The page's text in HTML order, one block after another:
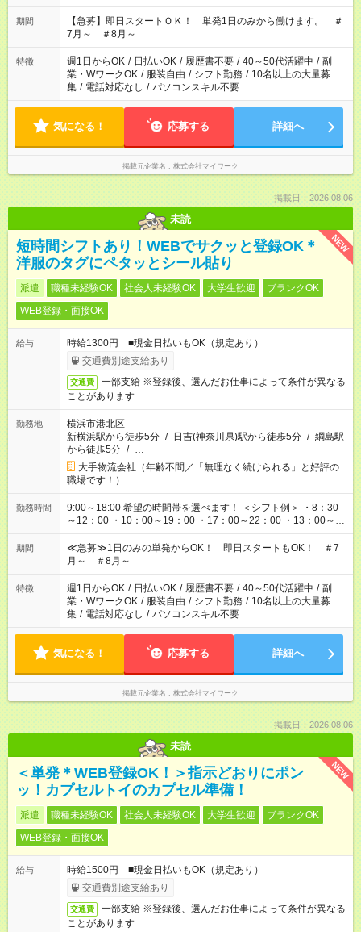
22：00 ・22：00～翌6：00 など
期間
【急募】即日スタートＯＫ！ 単発1日のみから働けます。 ＃
7月～ ＃8月～
特徴 週1日からOK / 日払いOK / 履歴書不要 / 40～50代活躍中 / 副
業・WワークOK / 服装自由 / シフト勤務 / 10名以上の大量募
集 / 電話対応なし / パソコンスキル不要
気になる！ 応募する 詳細へ
掲載元企業名 株式会社マイワーク
掲載日：2026.08.06
未読
NEW
短時間シフトあり！WEBでサクッと登録OK＊
洋服のタグにペタッとシール貼り
派遣 職種未経験OK 社会人未経験OK 大学生歓迎
ブランクOK
WEB登録・面接OK
給与
時給1300円 ■現金日払いもOK（規定あり）
交通費別途支給あり
交通費
一部支給 ※登録後、選んだお仕事によって条件が異なる
ことがあります
勤務地
横浜市港北区
新横浜駅から徒歩5分 / 日吉(神奈川県)駅から徒歩5分 / 綱島駅
から徒歩5分 / …
大手物流会社（年齢不問／「無理なく続けられる」と好評の
職場です！）
勤務時間
9:00～18:00 希望の時間帯を選べます！ ＜シフト例＞ ・8：30
～12：00 ・10：00～19：00 ・17：00～22：00 ・13：00～
22：00 ・22：00～翌6：00 など
期間
≪急募≫1日のみの単発からOK！ 即日スタートもOK！ ＃7
月～ ＃8月～
特徴 週1日からOK / 日払いOK / 履歴書不要 / 40～50代活躍中 / 副
業・WワークOK / 服装自由 / シフト勤務 / 10名以上の大量募
集 / 電話対応なし / パソコンスキル不要
気になる！ 応募する 詳細へ
掲載元企業名 株式会社マイワーク
掲載日：2026.08.06
未読
NEW
＜単発＊WEB登録OK！＞指示どおりにポン
ッ！カプセルトイのカプセル準備！
派遣 職種未経験OK 社会人未経験OK 大学生歓迎
ブランクOK
WEB登録・面接OK
給与
時給1500円 ■現金日払いもOK（規定あり）
交通費別途支給あり
交通費
一部支給 ※登録後、選んだお仕事によって条件が異なる
ことがあります